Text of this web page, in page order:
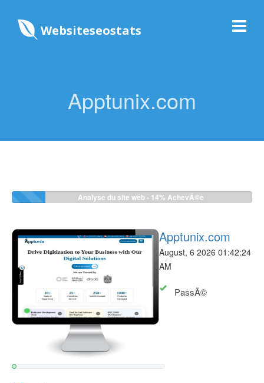
Websiteseostats
Apptunix.com
Analyse du site web - 14% AchevÃ©e
Apptunix.com
August, 6 2026 01:42:24
AM
PassÃ©